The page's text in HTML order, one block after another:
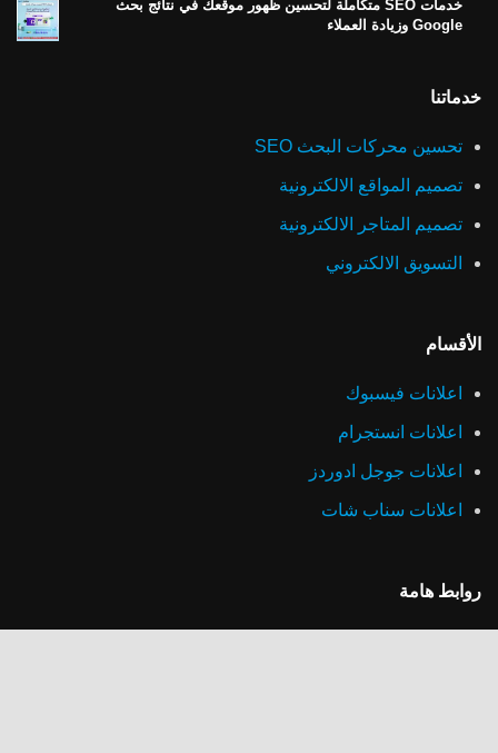
خدمات SEO متكاملة لتحسين ظهور موقعك في نتائج بحث
Google وزيادة العملاء
خدماتنا
تحسين محركات البحث SEO
تصميم المواقع الالكترونية
تصميم المتاجر الالكترونية
التسويق الالكتروني
الأقسام
اعلانات فيسبوك
اعلانات انستجرام
اعلانات جوجل ادوردز
اعلانات سناب شات
روابط هامة